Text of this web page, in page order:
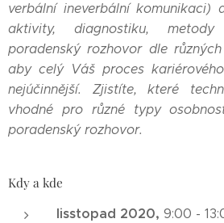
verbální ineverbální komunikaci)
aktivity, diagnostiku,
poradenský rozhovor dle
aby celý Váš proces
nejúčinnější. Zjistíte, které
vhodné pro různé typy
poradenský rozhovor.
Kdy a kde
lisstopad 2020, 9:00 -